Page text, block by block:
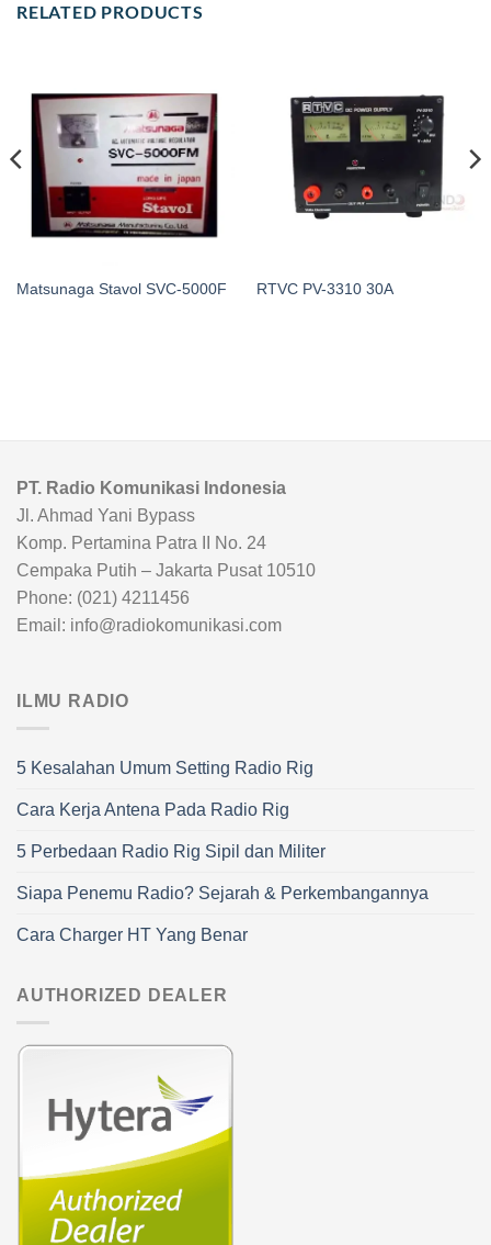
RELATED PRODUCTS
Matsunaga Stavol SVC-5000F RTVC PV-3310 30A
PT. Radio Komunikasi Indonesia
Jl. Ahmad Yani Bypass
Komp. Pertamina Patra II No. 24
Cempaka Putih – Jakarta Pusat 10510
Phone: (021) 4211456
Email: info@radiokomunikasi.com
ILMU RADIO
5 Kesalahan Umum Setting Radio Rig
Cara Kerja Antena Pada Radio Rig
5 Perbedaan Radio Rig Sipil dan Militer
Siapa Penemu Radio? Sejarah & Perkembangannya
Cara Charger HT Yang Benar
AUTHORIZED DEALER